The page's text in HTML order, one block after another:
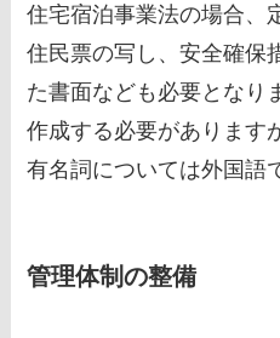
住宅宿泊事業法の場合、
住民票の写し、安全確保
た書面なども必要となり
作成する必要があります
有名詞については外国語
管理体制の整備